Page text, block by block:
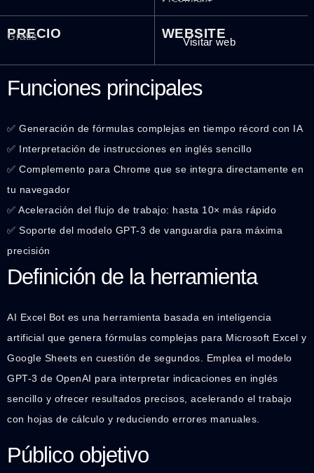
PRECIO
Gratis WEBSITE
Visitar web
Funciones principales
✅ Generación de fórmulas complejas en tiempo récord con IA
✅ Interpretación de instrucciones en inglés sencillo
✅ Complemento para Chrome que se integra directamente en
tu navegador
✅ Aceleración del flujo de trabajo: hasta 10× más rápido
✅ Soporte del modelo GPT-3 de vanguardia para máxima
precisión
Definición de la herramienta
AI Excel Bot es una herramienta basada en inteligencia
artificial que genera fórmulas complejas para Microsoft Excel y
Google Sheets en cuestión de segundos. Emplea el modelo
GPT-3 de OpenAI para interpretar indicaciones en inglés
sencillo y ofrecer resultados precisos, acelerando el trabajo
con hojas de cálculo y reduciendo errores manuales.
Público objetivo